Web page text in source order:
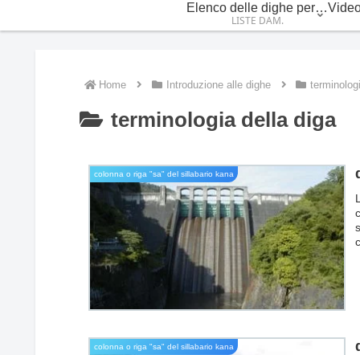
Elenco delle dighe per regione/provincia
LISTE DAM.
Home Introduzione alle dighe
terminologia della diga
colonna o riga "sa" del sillabario kana
colonna o riga "sa" del sillabario kana